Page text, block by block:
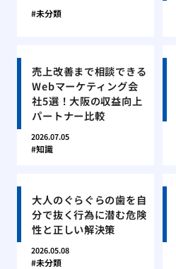
未分類
売上改善まで相談できる
Webマーケティング会
社5選！大阪の収益向上
パートナー比較
2026.07.05
知識
大人のぐらぐらの歯を自
分で抜く行為に潜む危険
性と正しい解決策
2026.05.08
未分類